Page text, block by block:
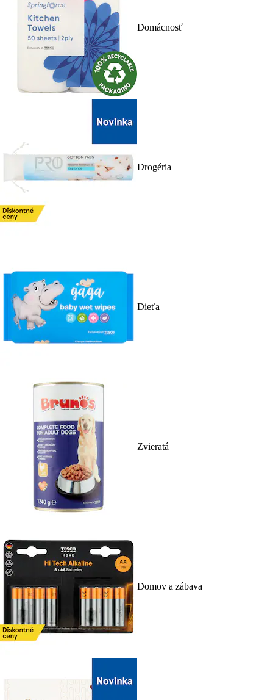
Domácnosť
Drogéria
Dieťa
Zvieratá
Domov a zábava